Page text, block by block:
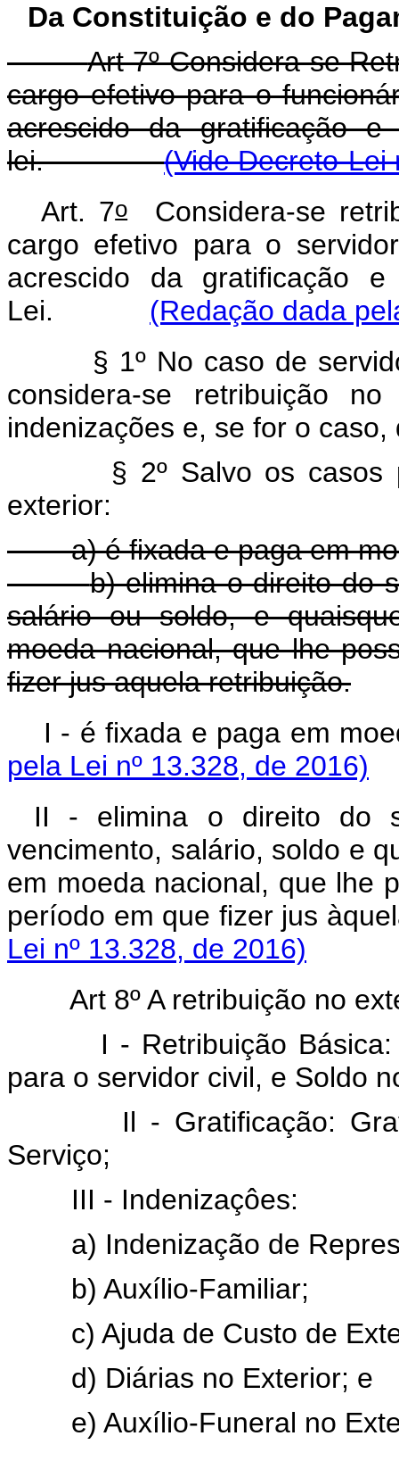
Da Constituição e do
Art 7º Considera-se
cargo efetivo para o
acrescido da gratificação e
lei.(Vide Decreto-Lei
Art. 7oConsidera-se
cargo efetivo para o
acrescido da gratificação
Lei. (Redação dada
§ 1º No caso de
considera-se retribuição
indenizações e, se for o
§ 2º Salvo os casos
exterior:
a) é fixada e paga em
b) elimina o direito do
salário ou soldo, e
moeda nacional, que lhe
fizer jus aquela retribuição.
I - é fixada e paga
pela Lei nº 13.328, de 2016)
II - elimina o direito do
vencimento, salário, soldo e
em moeda nacional, que lhe
período em que fizer
Lei nº 13.328, de 2016)
Art 8º A retribuição no
I - Retribuição
para o servidor civil, e Soldo
Il - Gratificação:
Serviço;
III - Indenizaçôes:
a) Indenização de
b) Auxílio-Familiar;
c) Ajuda de Custo de
d) Diárias no Exterior; e
e) Auxílio-Funeral no